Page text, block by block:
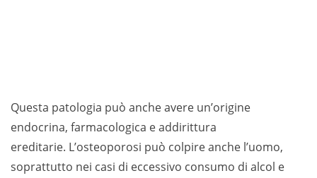
Questa patologia può anche avere un’origine
endocrina, farmacologica e addirittura
ereditarie. L’osteoporosi può colpire anche l’uomo,
soprattutto nei casi di eccessivo consumo di alcol e